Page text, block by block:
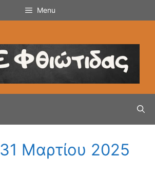
Menu
31 Μαρτίου 2025